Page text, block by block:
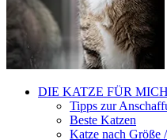
DIE KATZE FÜR MICH
Tipps zur
Beste Katzen
Katze nach Größe